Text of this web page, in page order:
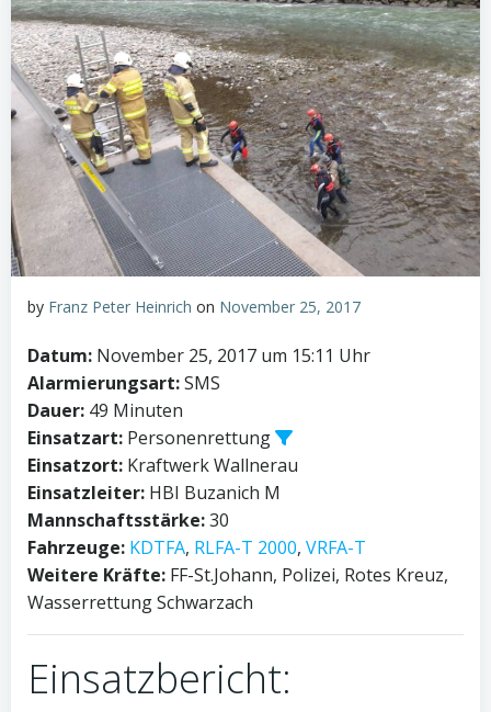
by Franz Peter Heinrich on November 25, 2017
Datum: November 25, 2017 um 15:11 Uhr
Alarmierungsart:SMS
Dauer: 49 Minuten
Einsatzart: Personenrettung
Einsatzort: Kraftwerk Wallnerau
Einsatzleiter: HBI Buzanich M
Mannschaftsstärke:30
Fahrzeuge: KDTFA, RLFA-T 2000, VRFA-T
Weitere Kräfte: FF-St.Johann, Polizei, Rotes Kreuz,
Wasserrettung Schwarzach
Einsatzbericht: